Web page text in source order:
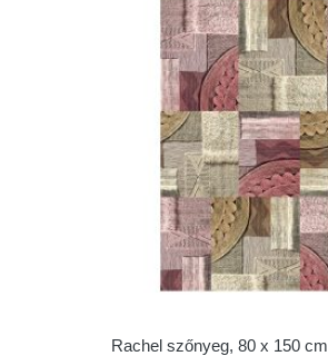
Rachel szőnyeg, 80 x 150